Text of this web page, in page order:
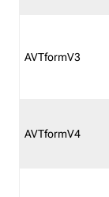
AVTformV3
AVTformV4